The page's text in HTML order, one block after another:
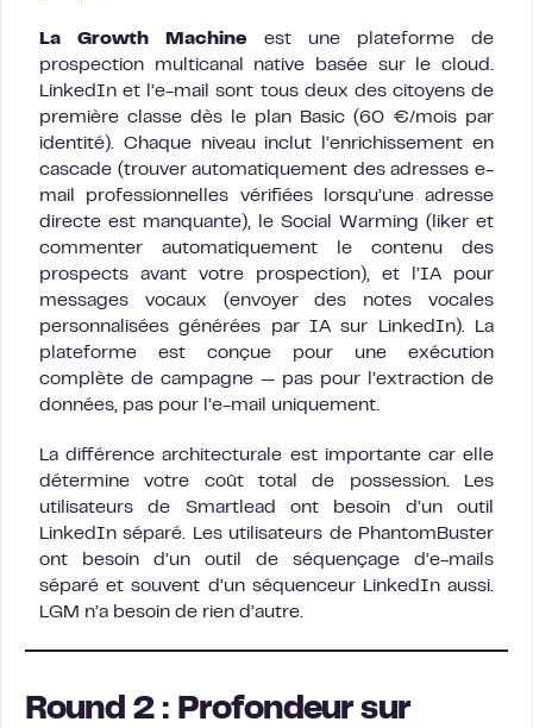
La Growth Machine est une plateforme de
prospection multicanal native basée sur le cloud.
LinkedIn et l’e-mail sont tous deux des citoyens de
première classe dès le plan Basic (60 €/mois par
identité). Chaque niveau inclut l’enrichissement en
cascade (trouver automatiquement des adresses e-
mail professionnelles vérifiées lorsqu’une adresse
directe est manquante), le Social Warming (liker et
commenter automatiquement le contenu des
prospects avant votre prospection), et l’IA pour
messages vocaux (envoyer des notes vocales
personnalisées générées par IA sur LinkedIn). La
plateforme est conçue pour une exécution
complète de campagne — pas pour l’extraction de
données, pas pour l’e-mail uniquement.
La différence architecturale est importante car elle
détermine votre coût total de possession. Les
utilisateurs de Smartlead ont besoin d’un outil
LinkedIn séparé. Les utilisateurs de PhantomBuster
ont besoin d’un outil de séquençage d’e-mails
séparé et souvent d’un séquenceur LinkedIn aussi.
LGM n’a besoin de rien d’autre.
Round 2 : Profondeur sur